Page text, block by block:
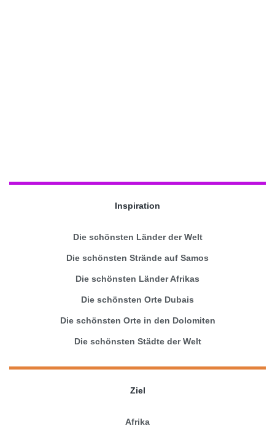
Inspiration
Die schönsten Länder der Welt
Die schönsten Strände auf Samos
Die schönsten Länder Afrikas
Die schönsten Orte Dubais
Die schönsten Orte in den Dolomiten
Die schönsten Städte der Welt
Ziel
Afrika